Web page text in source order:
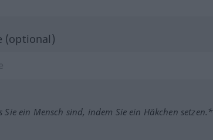
(optional)
Sie ein Mensch sind, indem Sie ein Häkchen setzen.*